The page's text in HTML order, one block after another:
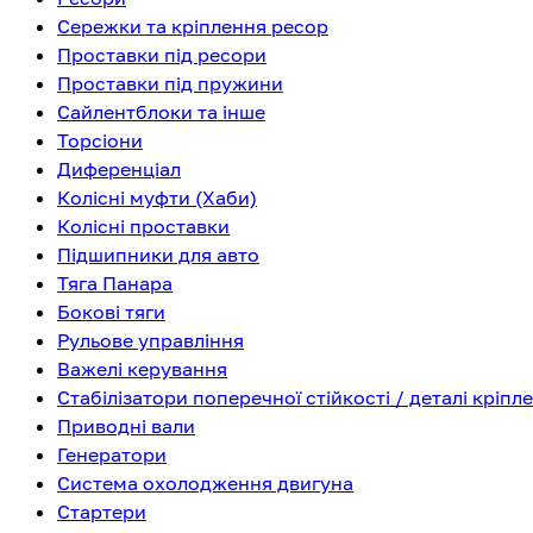
Сережки та кріплення ресор
Проставки під ресори
Проставки під пружини
Сайлентблоки та інше
Торсіони
Диференціал
Колісні муфти (Хаби)
Колісні проставки
Підшипники для авто
Тяга Панара
Бокові тяги
Рульове управління
Важелі керування
Стабілізатори поперечної стійкості / деталі
Приводні вали
Генератори
Система охолодження двигуна
Стартери